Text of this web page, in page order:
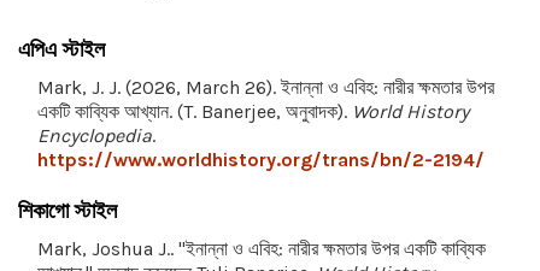
এপিএ স্টাইল
Mark, J. J. (2026, March 26). ইনান্না ও এবিহ: নারীর ক্ষমতার উপর
একটি কাব্যিক আখ্যান. (T. Banerjee, অনুবাদক). World History
Encyclopedia.
https://www.worldhistory.org/trans/bn/2-2194/
শিকাগো স্টাইল
Mark, Joshua J.. "ইনান্না ও এবিহ: নারীর ক্ষমতার উপর একটি কাব্যিক